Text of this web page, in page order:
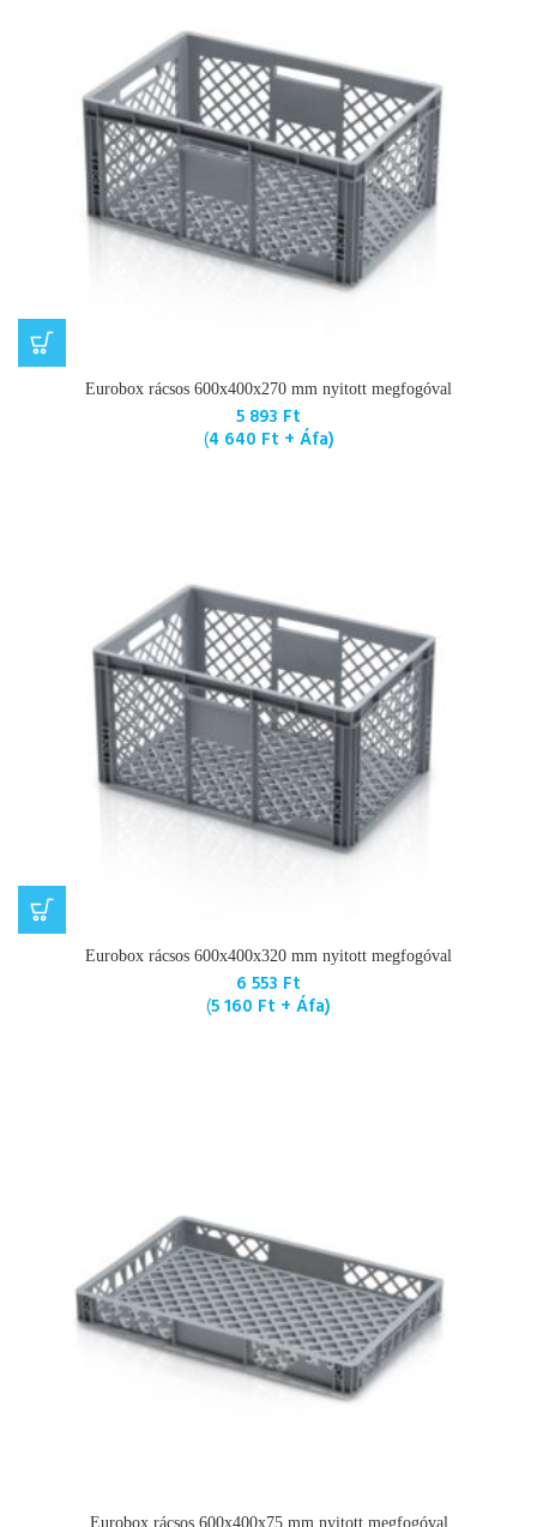
Eurobox rácsos 600x400x270 mm nyitott megfogóval
5 893 Ft
(4 640 Ft + Áfa)
Eurobox rácsos 600x400x320 mm nyitott megfogóval
6 553 Ft
(5 160 Ft + Áfa)
Eurobox rácsos 600x400x75 mm nyitott megfogóval